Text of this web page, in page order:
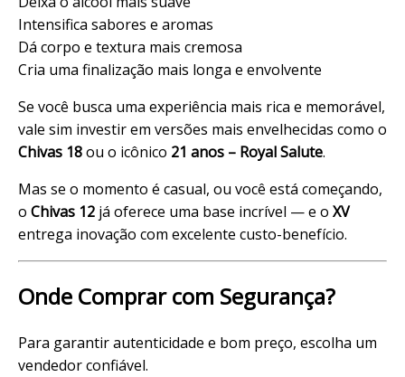
Intensifica sabores e aromas
Dá corpo e textura mais cremosa
Cria uma finalização mais longa e envolvente
Se você busca uma experiência mais rica e memorável,
vale sim investir em versões mais envelhecidas como o
Chivas 18ou o icônico 21 anos – Royal Salute.
Mas se o momento é casual, ou você está começando,
o Chivas 12 já oferece uma base incrível — e o XV
entrega inovação com excelente custo-benefício.
Onde Comprar com Segurança?
Para garantir autenticidade e bom preço, escolha um
vendedor confiável.